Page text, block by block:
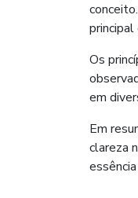
principal
Os
em
Em
clareza